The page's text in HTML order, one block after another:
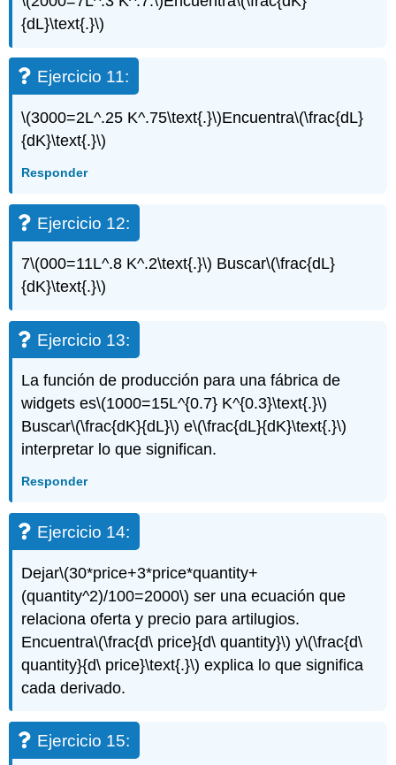
{dL}\text{.}\)
Ejercicio 11:
\(3000=2L^.25 K^.75\text{.}\)Encuentra\(\frac{dL}
{dK}\text{.}\)
Responder
Ejercicio 12:
7\(000=11L^.8 K^.2\text{.}\) Buscar\(\frac{dL}
{dK}\text{.}\)
Ejercicio 13:
La función de producción para una fábrica de
widgets es\(1000=15L^{0.7} K^{0.3}\text{.}\)
Buscar\(\frac{dK}{dL}\) e\(\frac{dL}{dK}\text{.}\)
interpretar lo que significan.
Responder
Ejercicio 14:
Dejar\(30*price+3*price*quantity+
(quantity^2)/100=2000\) ser una ecuación que
relaciona oferta y precio para artilugios.
Encuentra\(\frac{d\ price}{d\ quantity}\) y\(\frac{d\
quantity}{d\ price}\text{.}\) explica lo que significa
cada derivado.
Ejercicio 15: